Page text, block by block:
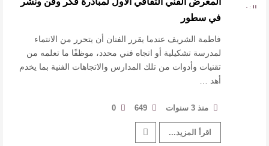
القيمة الأدبية بين استحقاق النص وسلطة الجائزة
​ اللون الأحمر وشاح سردية الأدب وسر رمزية
النصوص
في سطور
فاطمة الشريف عندما يقرر الفنان أن يتحرر من الانتماء
لمدرسة تشكيلية أو اتجاه فني محدد، موظفًا ما تعلمه من
تقنيات وأدوات من تلك المدارس والاتجاهات الفنية بما يخدم
أهد …
منذ 3 سنوات 649
0
اقرأ المزيد...